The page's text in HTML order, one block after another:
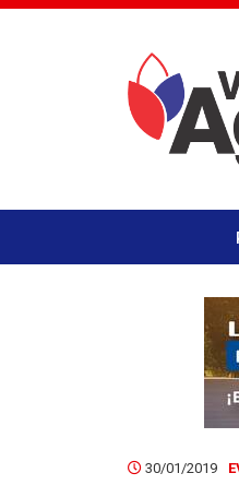
30/01/2019